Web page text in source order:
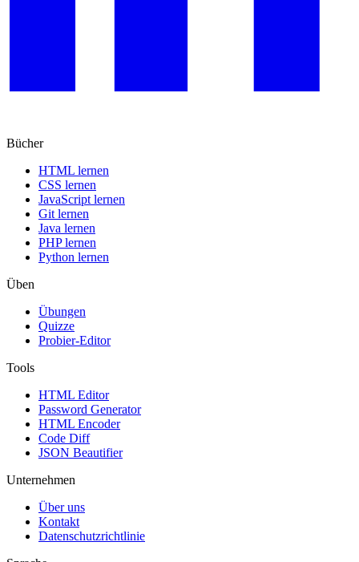
Bücher
HTML lernen
CSS lernen
JavaScript lernen
Git lernen
Java lernen
PHP lernen
Python lernen
Üben
Übungen
Quizze
Probier-Editor
Tools
HTML Editor
Password Generator
HTML Encoder
Code Diff
JSON Beautifier
Unternehmen
Über uns
Kontakt
Datenschutzrichtlinie